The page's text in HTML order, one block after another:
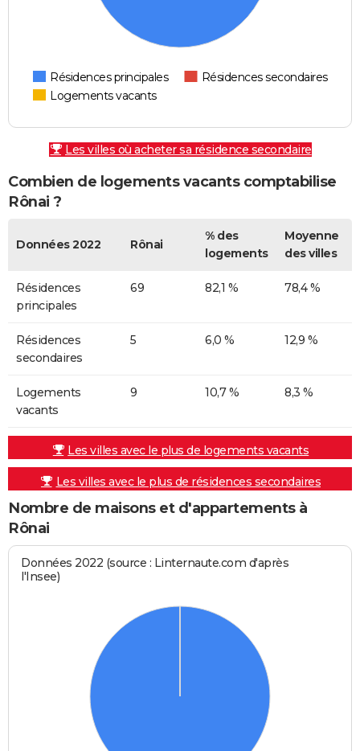
Résidences principales
Résidences secondaires
Logements vacants
Les villes où acheter sa résidence secondaire
Combien de logements vacants comptabilise
Rônai ?
Données 2022 Rônai
% des
logements
Moyenne
des villes
Résidences
principales
69 82,1 % 78,4 %
Résidences
secondaires
5 6,0 % 12,9 %
Logements
vacants
9 10,7 % 8,3 %
Les villes avec le plus de logements vacants
Les villes avec le plus de résidences secondaires
Nombre de maisons et d'appartements à
Rônai
Données 2022 (source : Linternaute.com d'après
l'Insee)